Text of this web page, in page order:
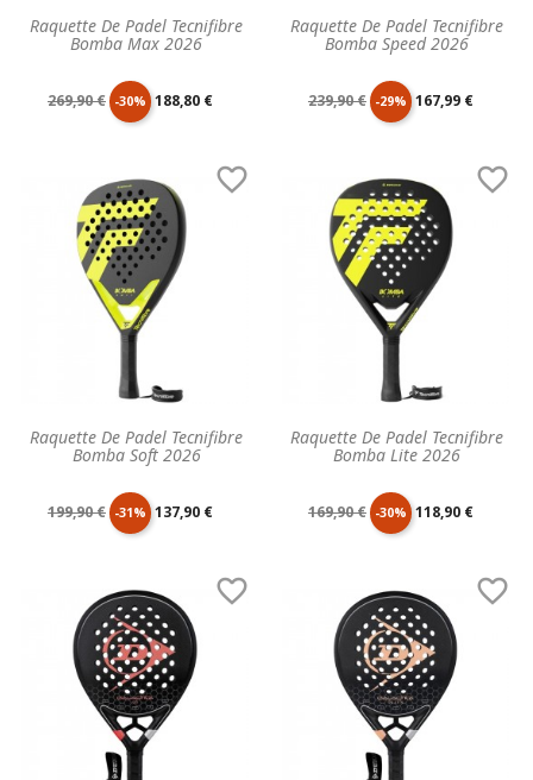
Raquette De Padel Tecnifibre
Bomba Max 2026
Prix
base
269,90 € -30% Prix
188,80 €
Raquette De Padel Tecnifibre
Bomba Speed 2026
Prix
base
239,90 € -29% Prix
167,99 €
Raquette De Padel Tecnifibre
Bomba Soft 2026

Prix
base
199,90 € -31% Prix
137,90 €
Raquette De Padel Tecnifibre
Bomba Lite 2026

Prix
base
169,90 € -30% Prix
118,90 €
 